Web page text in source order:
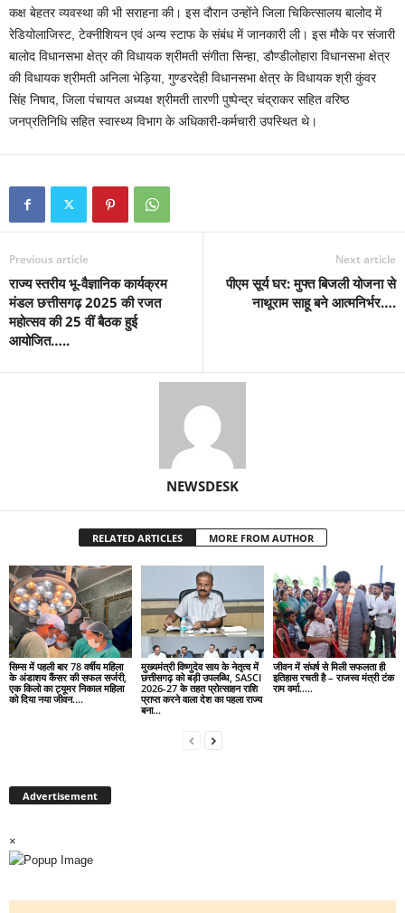
कक्ष बेहतर व्यवस्था की भी सराहना की। इस दौरान उन्होंने जिला चिकित्सालय बालोद में
रेडियोलाजिस्ट, टेक्नीशियन एवं अन्य स्टाफ के संबंध में जानकारी ली। इस मौके पर संजारी
बालोद विधानसभा क्षेत्र की विधायक श्रीमती संगीता सिन्हा, डौण्डीलोहारा विधानसभा क्षेत्र
की विधायक श्रीमती अनिला भेड़िया, गुण्डरदेही विधानसभा क्षेत्र के विधायक श्री कुंवर
सिंह निषाद, जिला पंचायत अध्यक्ष श्रीमती तारणी पुष्पेन्द्र चंद्राकर सहित वरिष्ठ
जनप्रतिनिधि सहित स्वास्थ्य विभाग के अधिकारी-कर्मचारी उपस्थित थे।
Previous article
राज्य स्तरीय भू-वैज्ञानिक कार्यक्रम
मंडल छत्तीसगढ़ 2025 की रजत
महोत्सव की 25 वीं बैठक हुई
आयोजित…..
Next article
पीएम सूर्य घर: मुफ्त बिजली योजना से
नाथूराम साहू बने आत्मनिर्भर….
NEWSDESK
RELATED ARTICLES MORE FROM AUTHOR
सिम्स में पहली बार 78 वर्षीय महिला
के अंडाशय कैंसर की सफल सर्जरी,
एक किलो का ट्यूमर निकाल महिला
को दिया नया जीवन….
मुख्यमंत्री विष्णुदेव साय के नेतृत्व में
छत्तीसगढ़ को बड़ी उपलब्धि, SASCI
2026-27 के तहत प्रोत्साहन राशि
प्राप्त करने वाला देश का पहला राज्य
बना...
जीवन में संघर्ष से मिली सफलता ही
इतिहास रचती है – राजस्व मंत्री टंक
राम वर्मा…..
Advertisement
×